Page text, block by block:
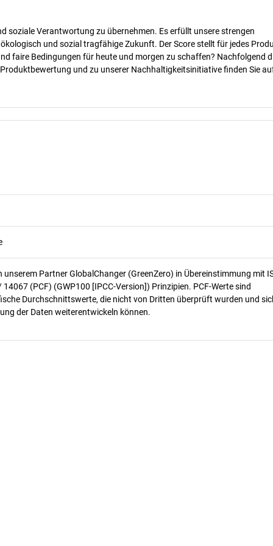
soziale Verantwortung zu übernehmen. Es erfüllt unsere strengen
und sozial tragfähige Zukunft. Der Score stellt für jedes
faire Bedingungen für heute und morgen zu schaffen? Nachfolgend
und zu unserer Nachhaltigkeitsinitiative finden Sie
unserem Partner GlobalChanger (GreenZero) in Übereinstimmung mit
(PCF) (GWP100 [IPCC-Version]) Prinzipien. PCF-Werte sind
Durchschnittswerte, die nicht von Dritten überprüft wurden und
der Daten weiterentwickeln können.